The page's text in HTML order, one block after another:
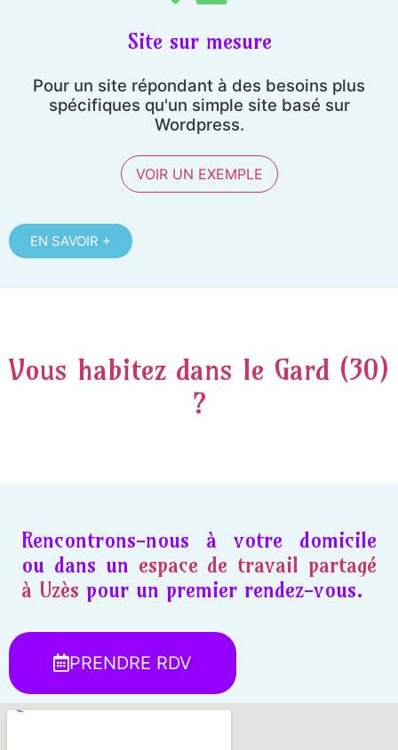
Site sur mesure
Pour un site répondant à des besoins plus
spécifiques qu'un simple site basé sur
Wordpress.
VOIR UN EXEMPLE
EN SAVOIR +
Vous habitez dans le Gard (30)
?
Rencontrons-nous à votre domicile
ou dans un espace de travail partagé
à Uzès pour un premier rendez-vous.
PRENDRE RDV